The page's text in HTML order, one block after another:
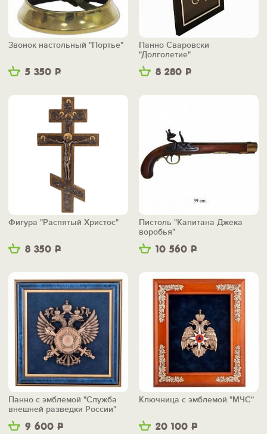
5 350 Р
Звонок настольный "Портье"
8 280 Р
Панно Сваровски
"Долголетие"
8 350 Р
Фигура "Распятый Христос"
10 560 Р
Пистоль "Капитана Джека
воробья"
9 600 Р
Панно с эмблемой "Служба
внешней разведки России"
20 100 Р
Ключница с эмблемой "МЧС"